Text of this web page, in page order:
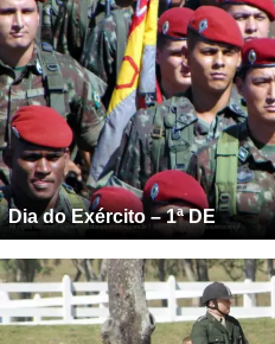
Dia do Exército – 1ª DE